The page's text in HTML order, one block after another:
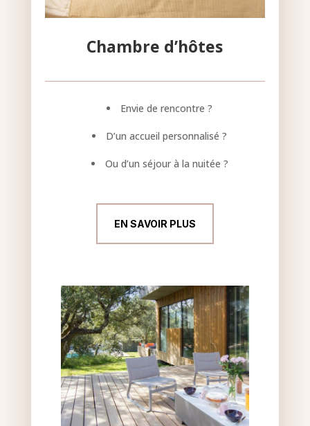
Chambre d’hôtes
Envie de rencontre ?
D’un accueil personnalisé ?
Ou d’un séjour à la nuitée ?
EN SAVOIR PLUS